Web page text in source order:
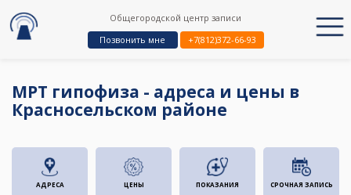
Общегородской центр записи
Позвонить мне
+7(812)372-66-93
МРТ гипофиза - адреса и цены в
Красносельском районе
АДРЕСА ЦЕНЫ ПОКАЗАНИЯ СРОЧНАЯ ЗАПИСЬ